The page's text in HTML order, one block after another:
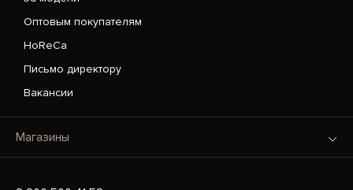
Оптовым покупателям
HoReCa
Письмо директору
Вакансии
Магазины